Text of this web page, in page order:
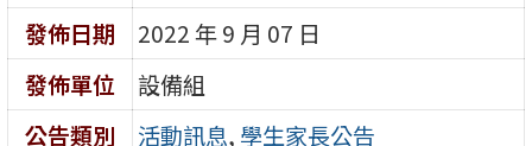
發佈日期
2022 年 9 月 07 日
發佈單位
設備組
公告類別
活動訊息, 學生家長公告